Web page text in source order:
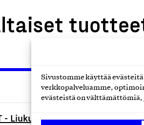
Sivustomme käyttää
verkkopalveluamme,
evästeistä on
- Liukulasijärjestelmät,